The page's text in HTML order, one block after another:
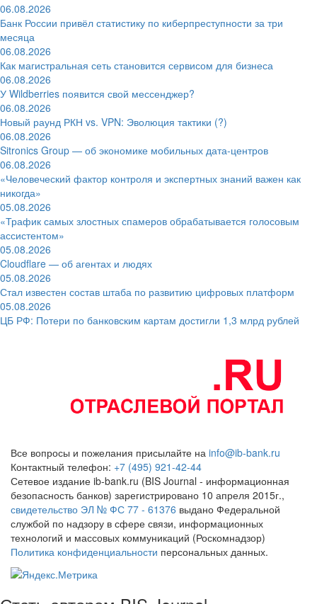
06.08.2026
Банк России привёл статистику по киберпреступности за три
месяца
06.08.2026
Как магистральная сеть становится сервисом для бизнеса
06.08.2026
У Wildberries появится свой мессенджер?
06.08.2026
Новый раунд РКН vs. VPN: Эволюция тактики (?)
06.08.2026
Sitronics Group — об экономике мобильных дата-центров
06.08.2026
«Человеческий фактор контроля и экспертных знаний важен как
никогда»
05.08.2026
«Трафик самых злостных спамеров обрабатывается голосовым
ассистентом»
05.08.2026
Cloudflare — об агентах и людях
05.08.2026
Стал известен состав штаба по развитию цифровых платформ
05.08.2026
ЦБ РФ: Потери по банковским картам достигли 1,3 млрд рублей
Все вопросы и пожелания присылайте на info@ib-bank.ru
Контактный телефон: +7 (495) 921-42-44
Сетевое издание ib-bank.ru (BIS Journal - информационная
безопасность банков) зарегистрировано 10 апреля 2015г.,
свидетельство ЭЛ № ФС 77 - 61376 выдано Федеральной
службой по надзору в сфере связи, информационных
технологий и массовых коммуникаций (Роскомнадзор)
Политика конфиденциальности персональных данных.